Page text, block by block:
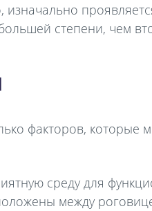
изначально
степени, чем
факторов, которые
среду для
между